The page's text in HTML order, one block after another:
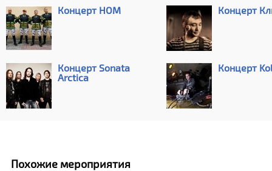
Концерт НОМ Концерт
Концерт Sonata
Arctica
Концерт
Похожие мероприятия